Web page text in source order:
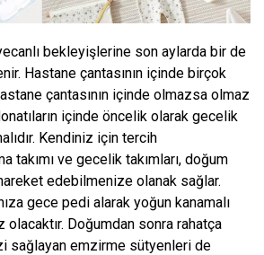
bekleyişlerine son aylarda bir de
Hastane çantasının içinde birçok
çantasının içinde olmazsa olmaz
içinde öncelik olarak gecelik
Kendiniz için tercih
takımı ve gecelik takımları, doğum
edebilmenize olanak sağlar.
gece pedi alarak yoğun kanamalı
olacaktır. Doğumdan sonra rahatça
sağlayan emzirme sütyenleri de